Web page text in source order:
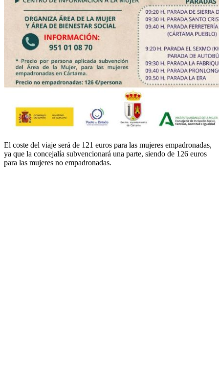
El coste del viaje será de 121 euros para las mujeres empadronadas,
ya que la concejalía subvencionará una parte, siendo de 126 euros
para las mujeres no empadronadas.